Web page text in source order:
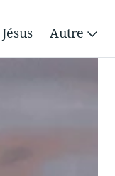
Jésus Autre